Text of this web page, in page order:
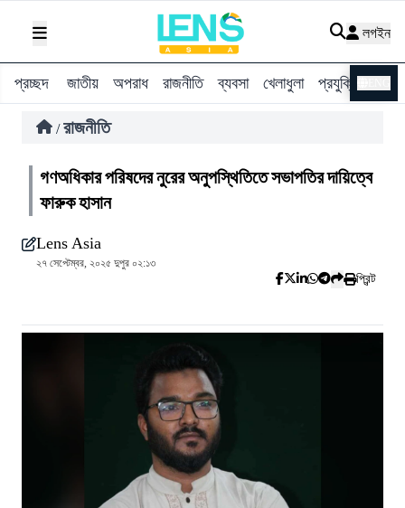
লগইন
প্রচ্ছদ জাতীয় অপরাধ রাজনীতি ব্যবসা খেলাধুলা প্রযুক্তি
/ রাজনীতি
গণঅধিকার পরিষদের নুরের অনুপস্থিতিতে সভাপতির দায়িত্বে
ফারুক হাসান
Lens Asia
২৭ সেপ্টেম্বর, ২০২৫ দুপুর ০২:১৩
প্রিন্ট